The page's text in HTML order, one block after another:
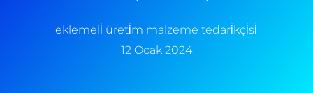
eklemeli̇ üreti̇m malzeme tedari̇kçi̇si̇
12 Ocak 2024